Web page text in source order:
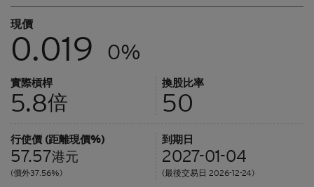
現價
0.019 0%
實際槓桿
5.8倍
換股比率
50
行使價 (距離現價%)
57.57港元
(價外37.56%)
到期日
2027-01-04
(最後交易日 2026-12-24)